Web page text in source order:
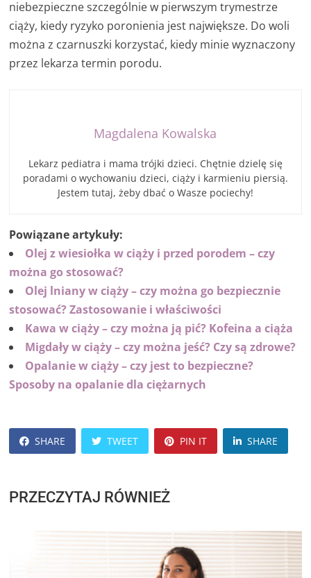
niebezpieczne szczególnie w pierwszym trymestrze
ciąży, kiedy ryzyko poronienia jest największe. Do woli
można z czarnuszki korzystać, kiedy minie wyznaczony
przez lekarza termin porodu.
Magdalena Kowalska
Lekarz pediatra i mama trójki dzieci. Chętnie dzielę się
poradami o wychowaniu dzieci, ciąży i karmieniu piersią.
Jestem tutaj, żeby dbać o Wasze pociechy!
Powiązane artykuły:
Olej z wiesiołka w ciąży i przed porodem – czy
można go stosować?
Olej lniany w ciąży – czy można go bezpiecznie
stosować? Zastosowanie i właściwości
Kawa w ciąży – czy można ją pić? Kofeina a ciąża
Migdały w ciąży – czy można jeść? Czy są zdrowe?
Opalanie w ciąży – czy jest to bezpieczne?
Sposoby na opalanie dla ciężarnych
SHARE TWEET PIN IT SHARE
PRZECZYTAJ RÓWNIEŻ